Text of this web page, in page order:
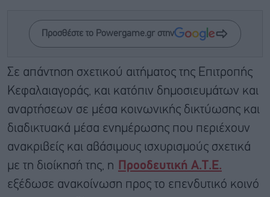
Προσθέστε το Powergame.gr στην
Σε απάντηση σχετικού αιτήματος της Επιτροπής
Κεφαλαιαγοράς, και κατόπιν δημοσιευμάτων και
αναρτήσεων σε μέσα κοινωνικής δικτύωσης και
διαδικτυακά μέσα ενημέρωσης που περιέχουν
ανακριβείς και αβάσιμους ισχυρισμούς σχετικά
με τη διοίκησή της, η
Προοδευτική Α.Τ.Ε.
εξέδωσε ανακοίνωση προς το επενδυτικό κοινό